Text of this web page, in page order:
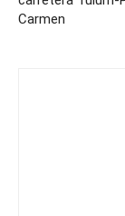
Carmen